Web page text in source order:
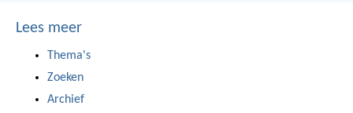
Lees meer
Thema's
Zoeken
Archief